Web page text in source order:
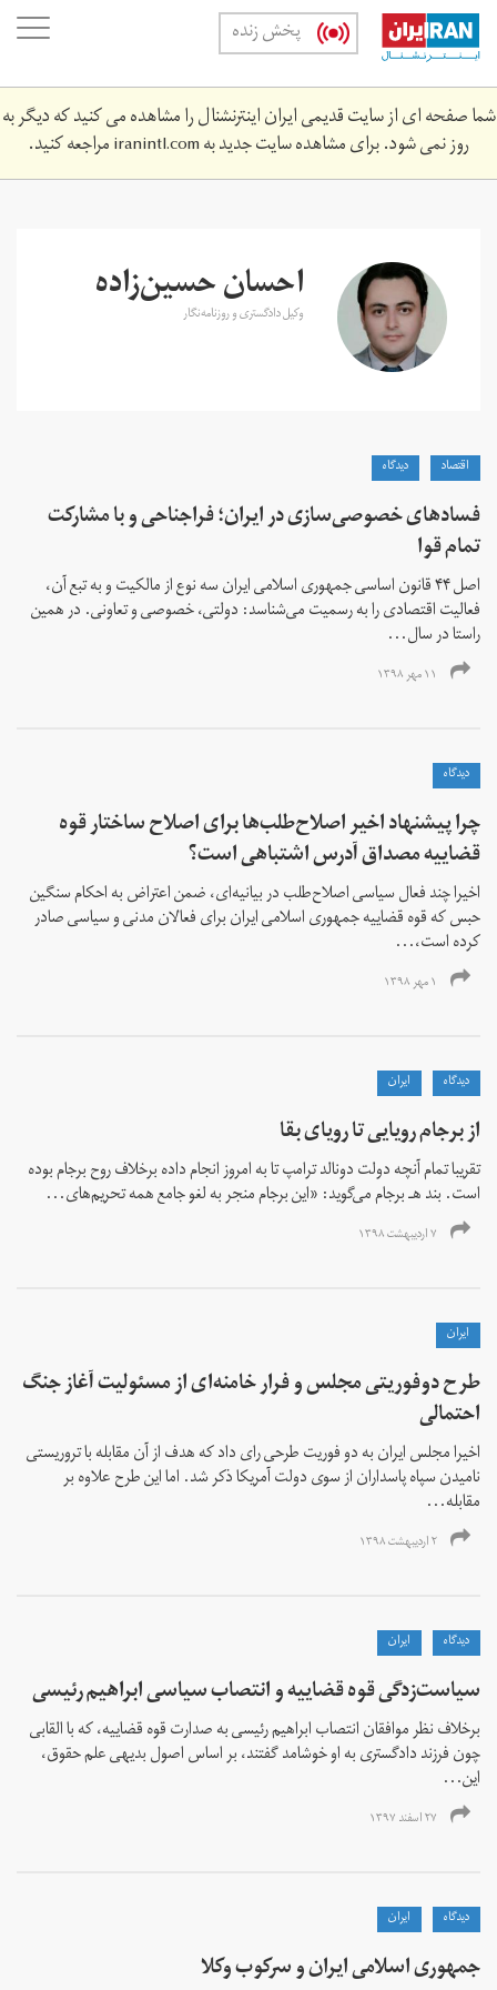
Skip
main
content
پخش زنده
شما صفحه ای از سایت قدیمی ایران اینترنشنال را مشاهده می کنید که دیگر به
روز نمی شود. برای مشاهده سایت جدید بهiranintl.comمراجعه کنید.
احسان حسین‌زاده
وکیل دادگستری و روزنامه‌نگار
اقتصاد دیدگاه
فسادهای خصوصی‌سازی در ایران؛ فراجناحی و با مشارکت
تمام قوا
اصل ۴۴ قانون اساسی جمهوری اسلامی ایران سه نوع از مالکیت و به تبع آن،
فعالیت اقتصادی را به رسمیت می‌شناسد: دولتی، خصوصی و تعاونی. در همین
راستا در سال...
۱۱ مهر ۱۳۹۸
دیدگاه
چرا پیشنهاد اخیر اصلاح‌طلب‌ها برای اصلاح ساختار قوه
قضاییه مصداق آدرس اشتباهی است؟
اخیرا چند فعال سیاسی اصلاح‌طلب در بیانیه‌ای، ضمن اعتراض به احکام سنگین
حبس که قوه قضاییه جمهوری اسلامی ایران برای فعالان مدنی و سیاسی صادر
کرده است،...
۱ مهر ۱۳۹۸
دیدگاه ايران
از برجام رویایی تا رویای بقا
تقریبا تمام آنچه دولت دونالد ترامپ تا به امروز انجام داده بر‌خلاف روح برجام بوده
است. بند هـ برجام می‌گوید: «این برجام منجر به لغو جامع همه تحریم‌های...
۷ اردیبهشت ۱۳۹۸
ايران
طرح دوفوریتی مجلس و فرار خامنه‌ای از مسئولیت آغاز جنگ
احتمالی
اخیرا مجلس ایران به دو فوریت طرحی رای داد که هدف از آن مقابله با تروریستی
نامیدن سپاه پاسداران از سوی دولت آمریکا ذکر شد. اما این طرح علاوه بر
مقابله...
۲ اردیبهشت ۱۳۹۸
دیدگاه ايران
سیاست‌زدگی قوه قضاییه و انتصاب سیاسی ابراهیم رئیسی
برخلاف نظر موافقان انتصاب ابراهیم رئیسی به صدارت قوه قضاییه، که با القابی
چون فرزند دادگستری به او خوشامد گفتند، بر اساس اصول بدیهی علم حقوق،
این...
۲۷ اسفند ۱۳۹۷
دیدگاه ايران
جمهوری اسلامی ایران و سرکوب وکلا